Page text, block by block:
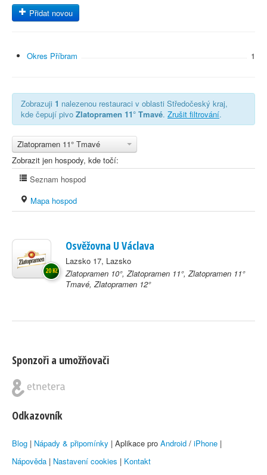
Přidat novou
Okres Příbram 1
Zobrazuji 1 nalezenou restauraci v oblasti Středočeský kraj,
kde čepují pivo Zlatopramen 11° Tmavé. Zrušit filtrování.
Zlatopramen 11° Tmavé
Zobrazit jen hospody, kde točí:
Seznam hospod
Mapa hospod
Osvěžovna U Václava
Lazsko 17, Lazsko
Zlatopramen 10°, Zlatopramen 11°, Zlatopramen 11°
Tmavé, Zlatopramen 12°
20 Kč
Sponzoři a umožňovači
Odkazovník
Blog | Nápady & připomínky | Aplikace pro Android / iPhone |
Nápověda | Nastavení cookies | Kontakt